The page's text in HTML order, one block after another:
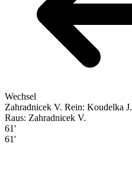
Wechsel
Zahradnicek V. Rein: Koudelka J.
Raus: Zahradnicek V.
61'
61'